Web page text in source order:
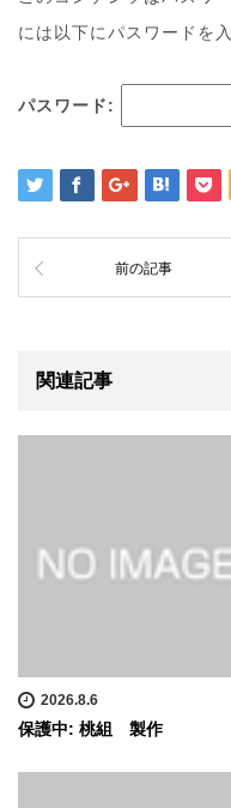
には以下にパスワードを
パスワード:
前の記事
関連記事
2026.8.6
保護中: 桃組 製作